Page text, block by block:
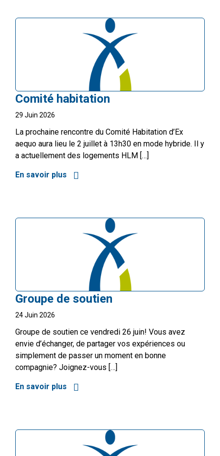
Comité habitation
29 Juin 2026
La prochaine rencontre du Comité Habitation d’Ex
aequo aura lieu le 2 juillet à 13h30 en mode hybride. Il y
a actuellement des logements HLM […]
En savoir plus à propos de Comité habitation
Groupe de soutien
24 Juin 2026
Groupe de soutien ce vendredi 26 juin! Vous avez
envie d’échanger, de partager vos expériences ou
simplement de passer un moment en bonne
compagnie? Joignez-vous […]
En savoir plus à propos de Groupe de soutien